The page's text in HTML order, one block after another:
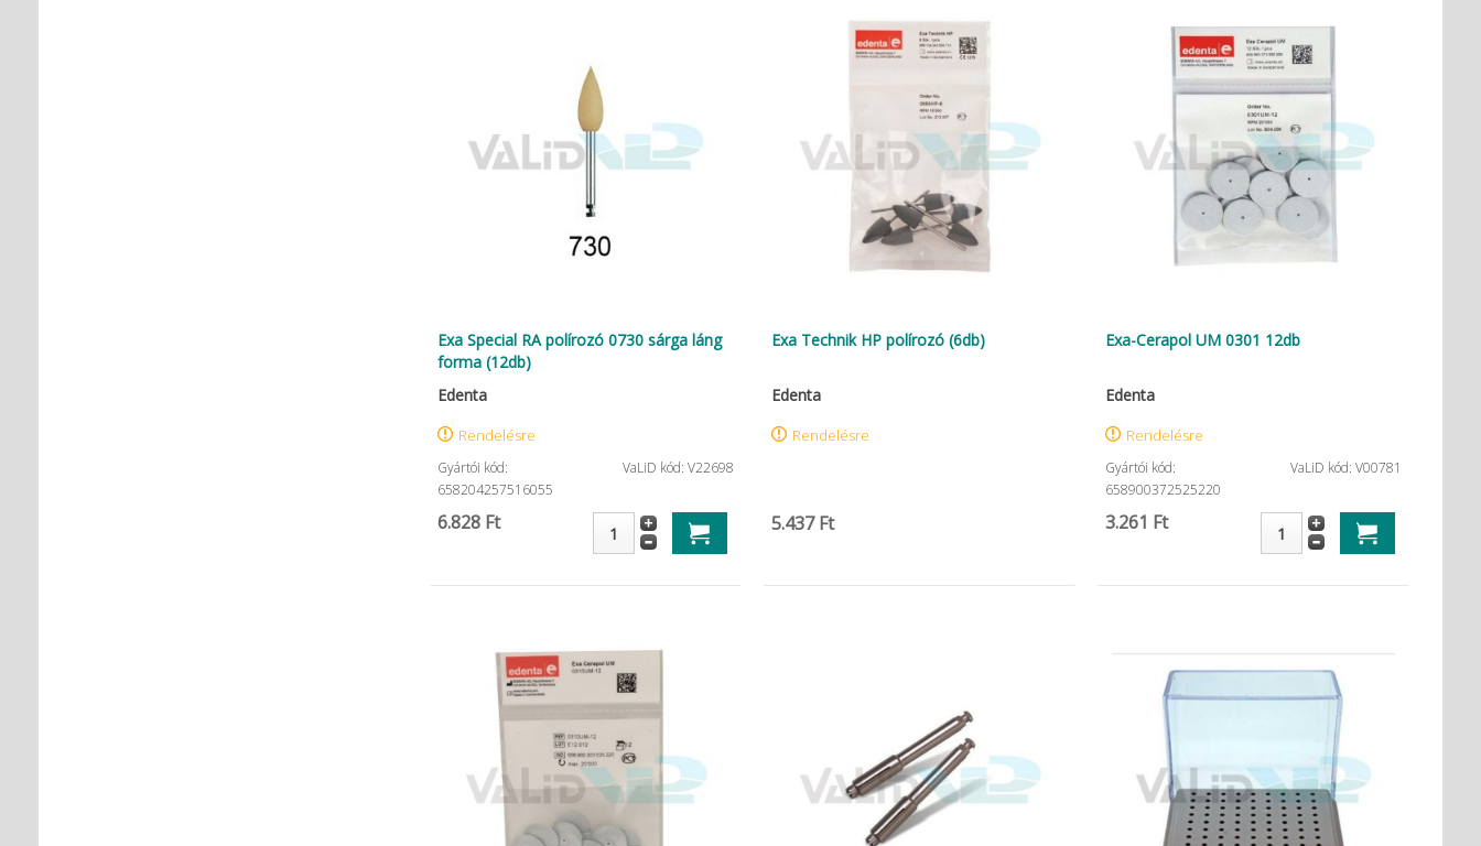
Exa Special RA polírozó 0730 sárga láng
forma (12db)
Edenta
Rendelésre
Gyártói kód:
658204257516055
VaLiD kód: V22698
6.828 Ft
Exa Technik HP polírozó (6db)
Edenta
Rendelésre
5.437 Ft
Exa-Cerapol UM 0301 12db
Edenta
Rendelésre
Gyártói kód:
658900372525220
VaLiD kód: V00781
3.261 Ft